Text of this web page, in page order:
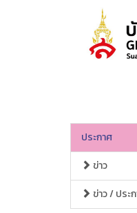
ประกาศ
ข่าว
ข่าว / ประ